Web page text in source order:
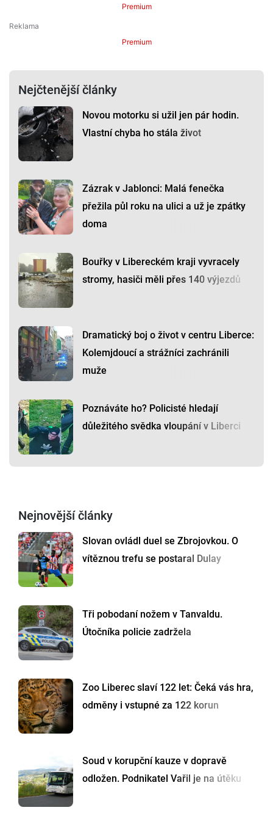
Premium
Premium
Nejčtenější články
Novou motorku si užil jen pár hodin.
Vlastní chyba ho stála život
Zázrak v Jablonci: Malá fenečka
přežila půl roku na ulici a už je zpátky
doma
Bouřky v Libereckém kraji vyvracely
stromy, hasiči měli přes 140 výjezdů
Dramatický boj o život v centru Liberce:
Kolemjdoucí a strážníci zachránili
muže
Poznáváte ho? Policisté hledají
důležitého svědka vloupání v Liberci
Nejnovější články
Slovan ovládl duel se Zbrojovkou. O
vítěznou trefu se postaral Dulay
Tři pobodaní nožem v Tanvaldu.
Útočníka policie zadržela
Zoo Liberec slaví 122 let: Čeká vás hra,
odměny i vstupné za 122 korun
Soud v korupční kauze v dopravě
odložen. Podnikatel Vařil je na útěku